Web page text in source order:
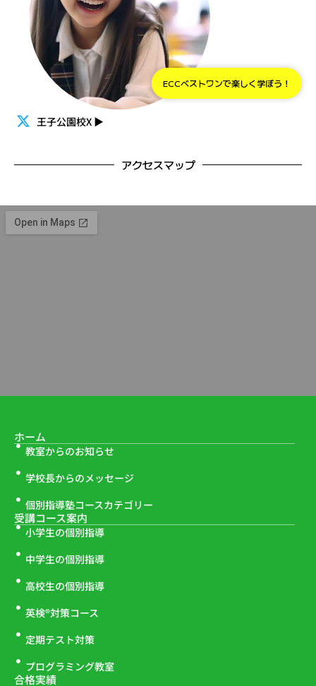
王子公園校X ▶
ECCベストワンで楽しく学ぼう！
アクセスマップ
ホーム
教室からのお知らせ
学校長からのメッセージ
個別指導塾コースカテゴリー
受講コース案内
小学生の個別指導
中学生の個別指導
高校生の個別指導
英検®対策コース
定期テスト対策
プログラミング教室
合格実績